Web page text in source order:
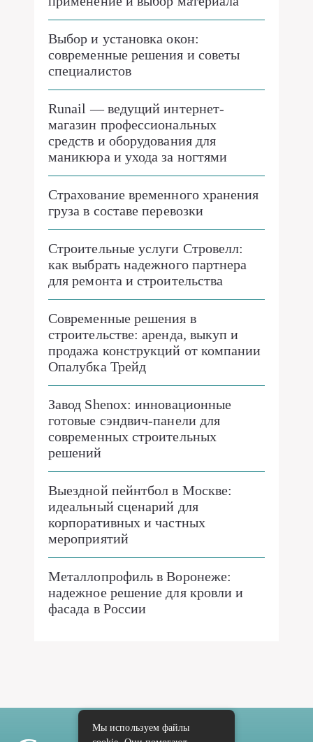
Выбор и установка окон:
современные решения и советы
специалистов
Runail — ведущий интернет-
магазин профессиональных
средств и оборудования для
маникюра и ухода за ногтями
Страхование временного хранения
груза в составе перевозки
Строительные услуги Стровелл:
как выбрать надежного партнера
для ремонта и строительства
Современные решения в
строительстве: аренда, выкуп и
продажа конструкций от компании
Опалубка Трейд
Завод Shenox: инновационные
готовые сэндвич-панели для
современных строительных
решений
Выездной пейнтбол в Москве:
идеальный сценарий для
корпоративных и частных
мероприятий
Металлопрофиль в Воронеже:
надежное решение для кровли и
фасада в России
Мы используем файлы